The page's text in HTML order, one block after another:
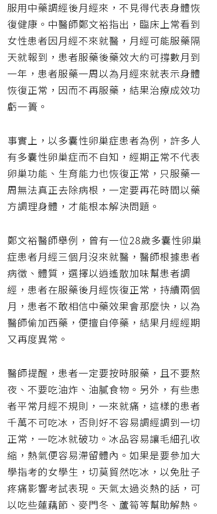
服用中藥調經後月經來，不見得代表身體恢
復健康。中醫師鄭文裕指出，臨床上常看到
女性患者因月經不來就醫，月經可能服藥隔
天就報到，患者服藥後藥效大約可撐數月到
一年，患者服藥一周以為月經來就表示身體
恢復正常，因而不再服藥，結果治療成效功
虧一簣。
事實上，以多囊性卵巢症患者為例，許多人
有多囊性卵巢症而不自知，經期正常不代表
卵巢功能、生育能力也恢復正常，只服藥一
周無法真正去除病根，一定要再花時間以藥
方調理身體，才能根本解決問題。
鄭文裕醫師舉例，曾有一位28歲多囊性卵巢
症患者月經三個月沒來就醫，醫師根據患者
病徵、體質，選擇以逍遙散加味幫患者調
經，患者在服藥後月經恢復正常，持續兩個
月，患者不敢相信中藥效果會那麼快，以為
醫師偷加西藥，便擅自停藥，結果月經經期
又再度異常。
醫師提醒，患者一定要按時服藥，且不要熬
夜、不要吃油炸、油膩食物。另外，有些患
者平常月經不規則，一來就痛，這樣的患者
千萬不可吃冰，否則好不容易調經調到一切
正常，一吃冰就破功。冰品容易讓毛細孔收
縮，熱氣便容易滯留體內。如果是要參加大
學指考的女學生，切莫貿然吃冰，以免肚子
疼痛影響考試表現。天氣太過炎熱的話，可
以吃些蓮藕節、麥門冬、蘆筍等幫助解熱。